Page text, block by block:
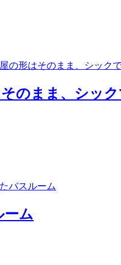
のまま、シッ
ーム